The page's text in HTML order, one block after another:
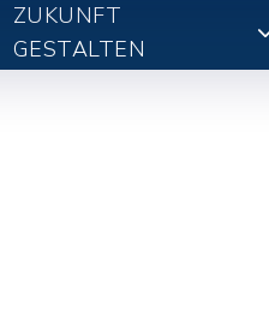
ZUKUNFT
GESTALTEN